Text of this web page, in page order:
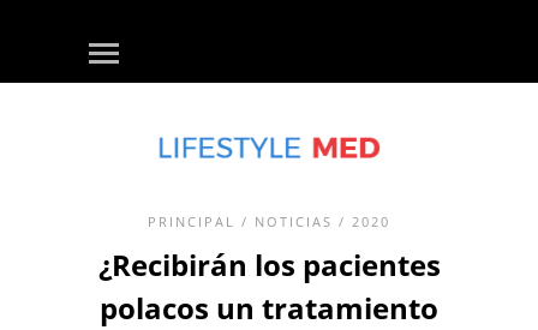
PRINCIPAL / NOTICIAS / 2020
¿Recibirán los pacientes
polacos un tratamiento